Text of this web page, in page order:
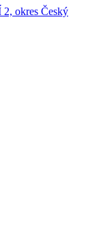
okres Český